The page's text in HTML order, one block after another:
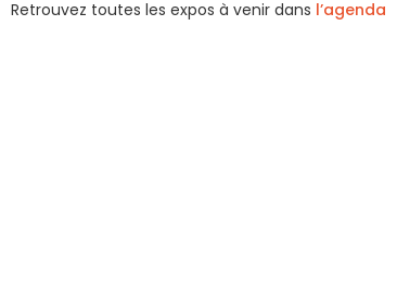
Retrouvez toutes les expos à venir dans l’agenda